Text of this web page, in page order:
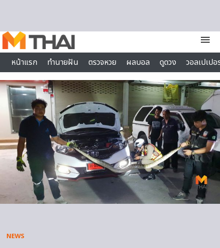
menu
หน้าแรก
ทำนายฝัน ตรวจหวย ผลบอล ดูดวง
วอลเปเป
ไลฟ์สไตล์
NEWS